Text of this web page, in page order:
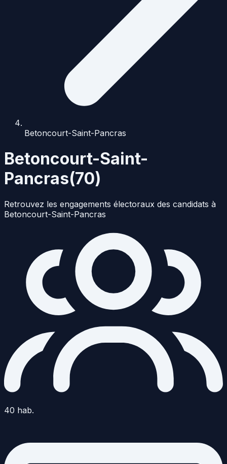
Betoncourt-Saint-Pancras
Betoncourt-Saint-
Pancras(70)
Retrouvez les engagements électoraux des candidats à
Betoncourt-Saint-Pancras
40 hab.